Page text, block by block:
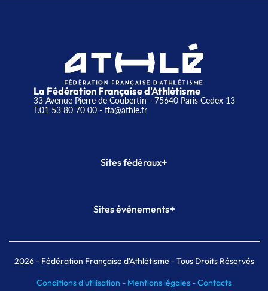
La Fédération Française d'Athlétisme
33 Avenue Pierre de Coubertin - 75640 Paris Cedex 13
T.01 53 80 70 00- ffa@athle.fr
Sites fédéraux+
Plateforme Formation
Sites événements+
Meeting de Paris indoor
MAIF Ekiden de Paris
2026- Fédération Française d'Athlétisme - Tous Droits Réservés
Conditions d'utilisation - Mentions légales -Contacts